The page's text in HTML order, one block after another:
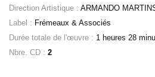
Direction Artistique : ARMANDO
Label : Frémeaux & Associés
Durée totale de l'œuvre : 1 heures 28
Nbre. CD : 2